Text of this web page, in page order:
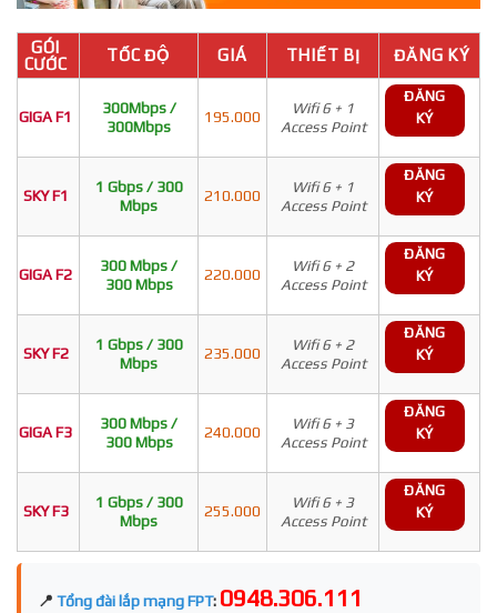
GÓI
CƯỚC
TỐC ĐỘ GIÁ THIẾT BỊ ĐĂNG KÝ
GIGA F1
300Mbps /
300Mbps
195.000
Wifi 6 + 1
Access Point
ĐĂNG
KÝ
SKY F1
1 Gbps / 300
Mbps
210.000
Wifi 6 + 1
Access Point
ĐĂNG
KÝ
GIGA F2
300 Mbps /
300 Mbps
220.000
Wifi 6 + 2
Access Point
ĐĂNG
KÝ
SKY F2
1 Gbps / 300
Mbps
235.000
Wifi 6 + 2
Access Point
ĐĂNG
KÝ
GIGA F3
300 Mbps /
300 Mbps
240.000
Wifi 6 + 3
Access Point
ĐĂNG
KÝ
SKY F3
1 Gbps / 300
Mbps
255.000
Wifi 6 + 3
Access Point
ĐĂNG
KÝ
📍 Tổng đài lắp mạng FPT: 0948.306.111